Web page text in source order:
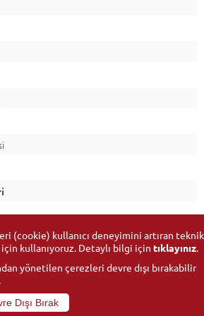
(cookie) kullanıcı deneyimini artıran teknik
kullanıyoruz. Detaylı bilgi için tıklayınız.
yönetilen çerezleri devre dışı bırakabilir
Dışı Bırak
Üniversitesi- Tüm hakları saklıdır.